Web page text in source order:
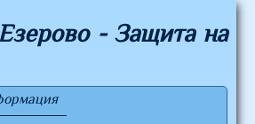
- Защита на